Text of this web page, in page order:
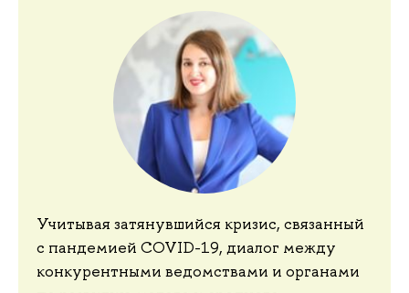
Учитывая затянувшийся кризис, связанный
с пандемией COVID-19, диалог между
конкурентными ведомствами и органами